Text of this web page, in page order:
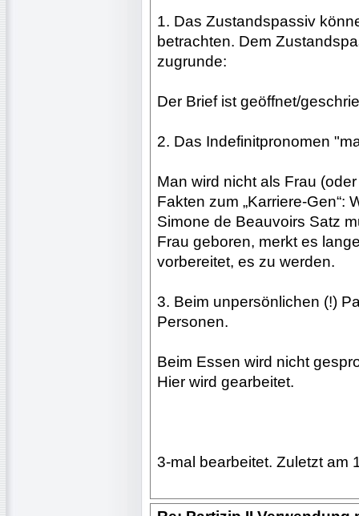
1. Das Zustandspassiv
betrachten. Dem
zugrunde:
Der Brief ist geöffnet/
2. Das Indefinitpronomen
Man wird nicht als Frau
Fakten zum „Karriere-Gen“:
Simone de Beauvoirs Satz
Frau geboren, merkt es
vorbereitet, es zu werden.
3. Beim unpersönlichen (!)
Personen.
Beim Essen wird nicht
Hier wird gearbeitet.
3-mal bearbeitet. Zuletzt am